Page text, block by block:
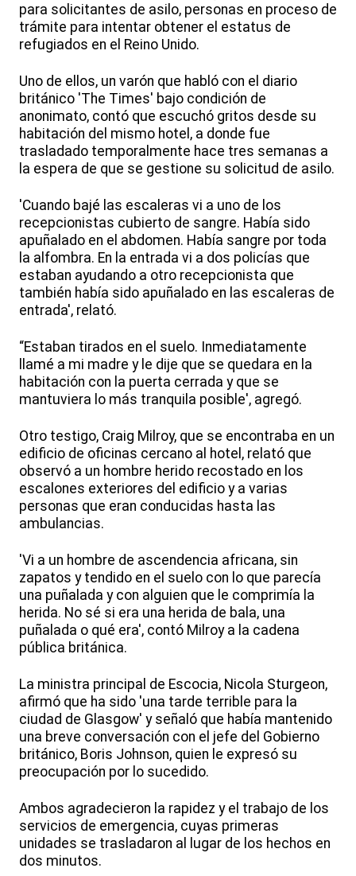
para solicitantes de asilo, personas en proceso de
trámite para intentar obtener el estatus de
refugiados en el Reino Unido.
Uno de ellos, un varón que habló con el diario
británico 'The Times' bajo condición de
anonimato, contó que escuchó gritos desde su
habitación del mismo hotel, a donde fue
trasladado temporalmente hace tres semanas a
la espera de que se gestione su solicitud de asilo.
'Cuando bajé las escaleras vi a uno de los
recepcionistas cubierto de sangre. Había sido
apuñalado en el abdomen. Había sangre por toda
la alfombra. En la entrada vi a dos policías que
estaban ayudando a otro recepcionista que
también había sido apuñalado en las escaleras de
entrada', relató.
“Estaban tirados en el suelo. Inmediatamente
llamé a mi madre y le dije que se quedara en la
habitación con la puerta cerrada y que se
mantuviera lo más tranquila posible', agregó.
Otro testigo, Craig Milroy, que se encontraba en un
edificio de oficinas cercano al hotel, relató que
observó a un hombre herido recostado en los
escalones exteriores del edificio y a varias
personas que eran conducidas hasta las
ambulancias.
'Vi a un hombre de ascendencia africana, sin
zapatos y tendido en el suelo con lo que parecía
una puñalada y con alguien que le comprimía la
herida. No sé si era una herida de bala, una
puñalada o qué era', contó Milroy a la cadena
pública británica.
La ministra principal de Escocia, Nicola Sturgeon,
afirmó que ha sido 'una tarde terrible para la
ciudad de Glasgow' y señaló que había mantenido
una breve conversación con el jefe del Gobierno
británico, Boris Johnson, quien le expresó su
preocupación por lo sucedido.
Ambos agradecieron la rapidez y el trabajo de los
servicios de emergencia, cuyas primeras
unidades se trasladaron al lugar de los hechos en
dos minutos.